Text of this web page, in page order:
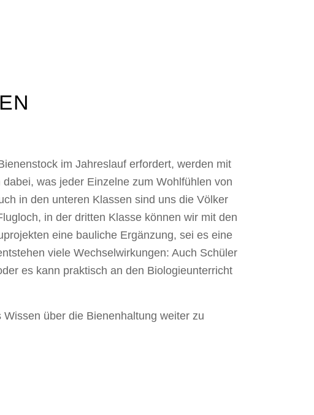
im Jahreslauf erfordert, werden mit
was jeder Einzelne zum Wohlfühlen von
in den unteren Klassen sind uns die Völker
in der dritten Klasse können wir mit den
eine bauliche Ergänzung, sei es eine
viele Wechselwirkungen: Auch Schüler
es kann praktisch an den Biologieunterricht
über die Bienenhaltung weiter zu